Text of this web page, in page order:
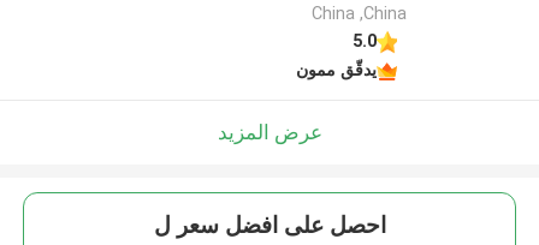
China ,China
5.0
يدقّق ممون
عرض المزيد
احصل على افضل سعر ل